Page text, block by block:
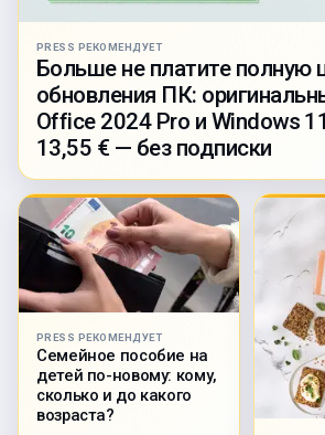
PRESS РЕКОМЕНДУЕТ
Больше не платите полную
обновления ПК:
Office 2024 Pro и Windows
13,55 € — без подписки
PRESS РЕКОМЕНДУЕТ
Семейное пособие на
детей по-новому: кому,
сколько и до какого
возраста?